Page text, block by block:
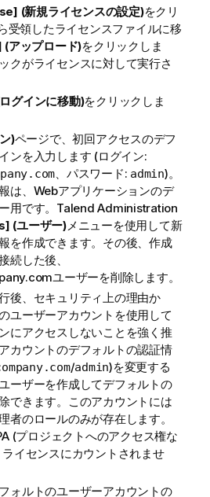
(新規ライセンスの設定)をクリ
受領したライセンスファイルに移
アップロード)をクリックしま
クがライセンスに対して実行さ
グインに移動)をクリックしま
)ページで、初回アクセスのデフ
ンを入力します (ログイン:
、パスワード: admin)。
は、Webアプリケーションのデ
用です。 Talend Administration
(ユーザー)メニューを使用して新
を作成できます。その後、作成
続した後、
ユーザーを削除します。
後、セキュリティ上の理由か
ユーザーアカウントを使用して
にアクセスしないことを強く推
カウントのデフォルトの認証情
/admin)を変更する
ーザーを作成してデフォルトの
できます。このアカウントには
者のロールのみが存在します。
(プロジェクトへのアクセス権な
イセンスにカウントされませ
ォルトのユーザーアカウントの